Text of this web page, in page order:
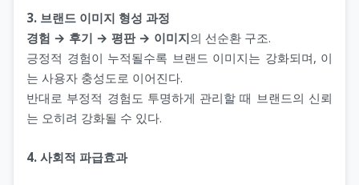
3. 브랜드 이미지 형성 과정
경험 → 후기 → 평판 → 이미지의 선순환 구조.
긍정적 경험이 누적될수록 브랜드 이미지는 강화되며, 이
는 사용자 충성도로 이어진다.
반대로 부정적 경험도 투명하게 관리할 때 브랜드의 신뢰
는 오히려 강화될 수 있다.
4. 사회적 파급효과